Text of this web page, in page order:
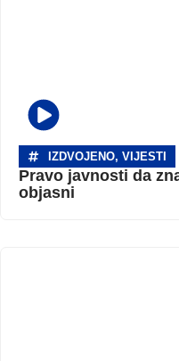
IZDVOJENO, VIJESTI
Pravo javnosti da
objasni